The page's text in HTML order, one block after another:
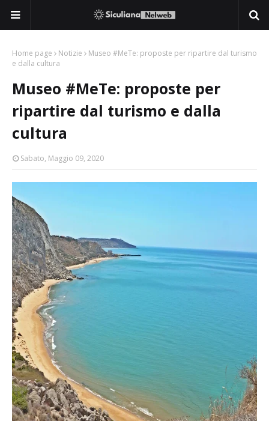
Home page Notizie
Museo #MeTe: proposte per ripartire dal turismo
e dalla cultura
Museo #MeTe: proposte per
ripartire dal turismo e dalla
cultura
Sabato, Maggio 09, 2020